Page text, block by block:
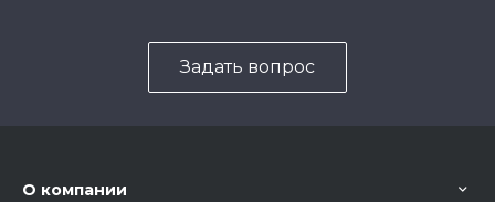
Задать вопрос
О компании